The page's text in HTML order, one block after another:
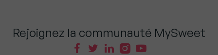
Rejoignez la communauté MySweet